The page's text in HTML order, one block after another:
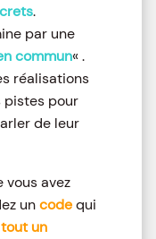
.
par une
commun« .
réalisations
pistes pour
de leur
vous avez
uncodequi
un